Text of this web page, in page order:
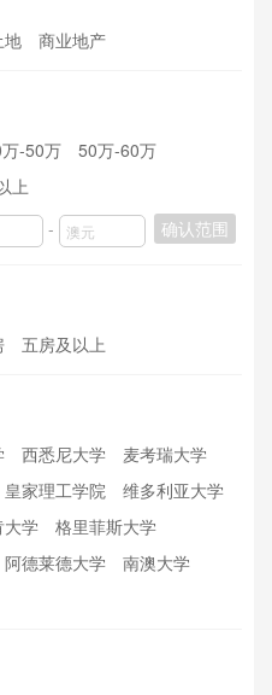
地 商业地产
-50万
50万-60万
上
-
确认范围
五房及以上
西悉尼大学
麦考瑞大学
皇家理工学院
维多利亚大学
大学
格里菲斯大学
阿德莱德大学
南澳大学